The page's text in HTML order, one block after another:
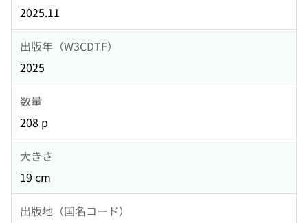
2025.11
出版年（W3CDTF）
2025
数量
208 p
大きさ
19 cm
出版地（国名コード）